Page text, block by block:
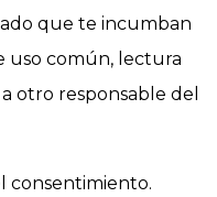
que te incumban
uso común, lectura
otro responsable del
consentimiento.